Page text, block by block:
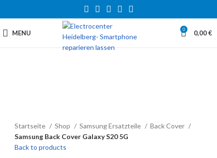
MENU 0 0,00€
Startseite Shop Samsung Ersatzteile
Back Cover
Samsung Back Cover Galaxy S20 5G
Back to products